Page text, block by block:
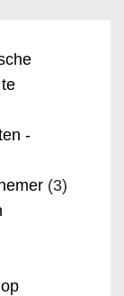
-
(3)